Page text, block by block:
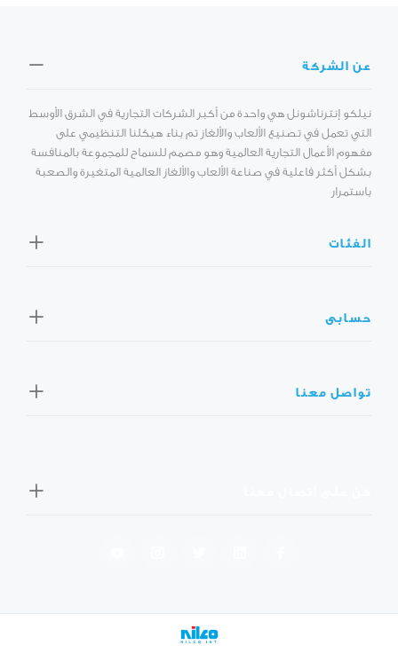
عن الشركة
نيلكو إنترناشونل هي واحدة من أكبر الشركات التجارية في الشرق الأوسط
التي تعمل في تصنيع الألعاب والألغاز تم بناء هيكلنا التنظيمي على
مفهوم الأعمال التجارية العالمية وهو مصمم للسماح للمجموعة بالمنافسة
بشكل أكثر فاعلية في صناعة الألعاب والألغاز العالمية المتغيرة والصعبة
باستمرار
الفئات
حسابى
تواصل معنا